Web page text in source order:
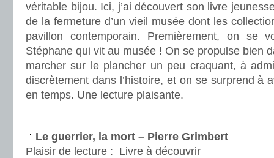
véritable bijou. Ici, j’ai découvert son livre
de la fermeture d’un vieil musée dont les
pavillon contemporain. Premièrement, on
Stéphane qui vit au musée ! On se propulse bien
marcher sur le plancher un peu craquant, à
discrètement dans l’histoire, et on se surprend à
en temps. Une lecture plaisante.
Le guerrier, la mort – Pierre Grimbert
Plaisir de lecture : Livre à découvrir